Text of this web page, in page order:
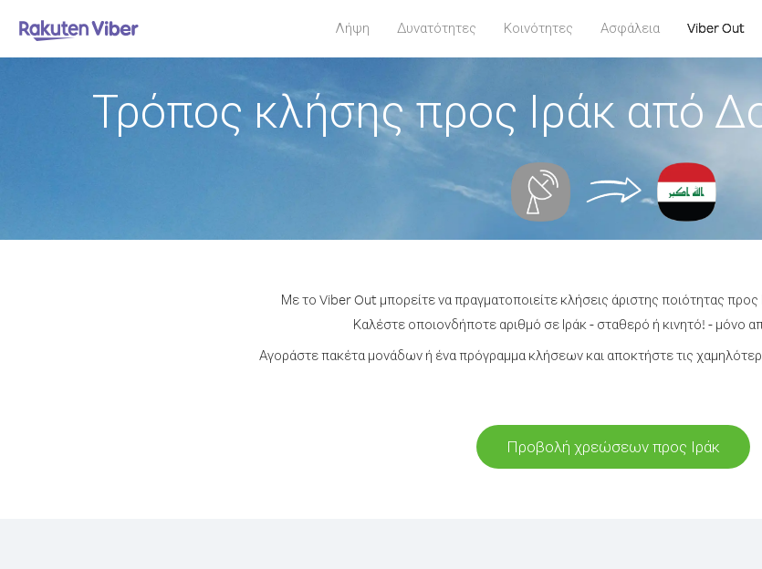
Λήψη Δυνατότητες Κοινότητες Ασφάλεια Viber Out
Τρόπος κλήσης προς Ιράκ από
Με το Viber Out μπορείτε να πραγματοποιείτε κλήσεις άριστης ποιότητας
Καλέστε οποιονδήποτε αριθμό σε Ιράκ - σταθερό ή κινητό! - μόνο
Αγοράστε πακέτα μονάδων ή ένα πρόγραμμα κλήσεων και αποκτήστε τις
Προβολή χρεώσεων προς Ιράκ